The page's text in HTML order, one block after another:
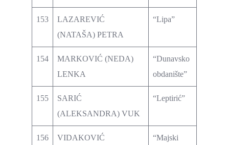
153
LAZAREVIĆ
(NATAŠA) PETRA
“Lipa”
154
MARKOVIĆ (NEDA)
LENKA
“Dunavsko
obdanište”
155
SARIĆ
(ALEKSANDRA) VUK
“Leptirić”
156
VIDAKOVIĆ
“Majski